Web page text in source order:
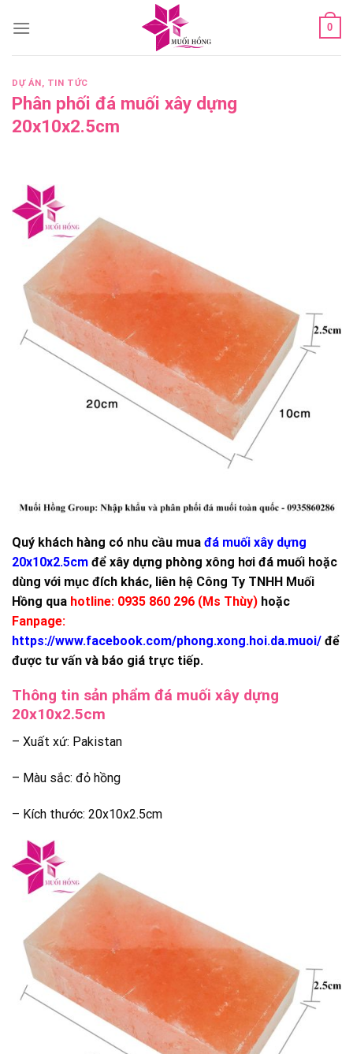
0
DỰ ÁN, TIN TỨC
Phân phối đá muối xây dựng
20x10x2.5cm
Quý khách hàng có nhu cầu mua đá muối xây dựng
20x10x2.5cm để xây dựng phòng xông hơi đá muối hoặc
dùng với mục đích khác, liên hệ Công Ty TNHH Muối
Hồng qua hotline: 0935 860 296 (Ms Thùy) hoặc
Fanpage:
https://www.facebook.com/phong.xong.hoi.da.muoi/ để
được tư vấn và báo giá trực tiếp.
Thông tin sản phẩm đá muối xây dựng
20x10x2.5cm
– Xuất xứ: Pakistan
– Màu sắc: đỏ hồng
– Kích thước: 20x10x2.5cm